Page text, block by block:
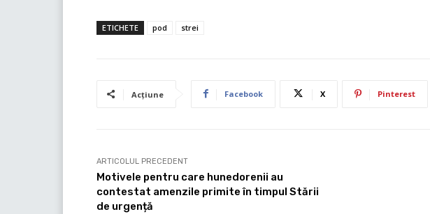
ETICHETE pod strei
Acțiune Facebook X Pinterest
ARTICOLUL PRECEDENT
Motivele pentru care hunedorenii au
contestat amenzile primite în timpul Stării
de urgență